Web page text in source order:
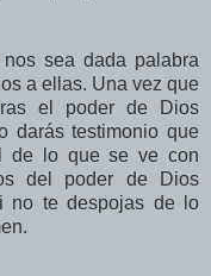
sea dada palabra
a ellas. Una vez que
el poder de Dios
darás testimonio que
de lo que se ve con
del poder de Dios
no te despojas de lo